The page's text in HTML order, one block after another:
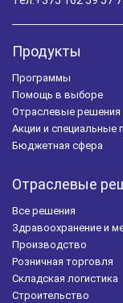
Продукты
Программы
Помощь в выборе
Отраслевые решения
Акции и специальные
Бюджетная сфера
Отраслевые
Все решения
Здравоохранение и
Производство
Розничная торговля
Складская логистика
Строительство